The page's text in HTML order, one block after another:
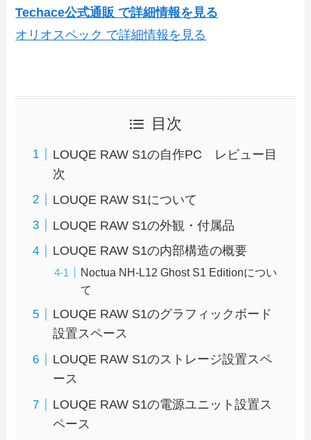
Techace公式通販 で詳細情報を見る
オリオスペック で詳細情報を見る
目次
LOUQE RAW S1の自作PC レビュー目
次
LOUQE RAW S1について
LOUQE RAW S1の外観・付属品
LOUQE RAW S1の内部構造の概要
Noctua NH-L12 Ghost S1 Editionについ
て
LOUQE RAW S1のグラフィックボード
設置スペース
LOUQE RAW S1のストレージ設置スペ
ース
LOUQE RAW S1の電源ユニット設置ス
ペース